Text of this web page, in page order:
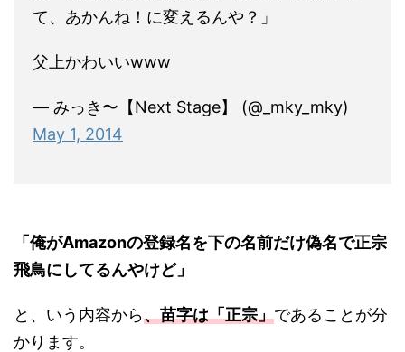
て、あかんね！に変えるんや？」
父上かわいいwww
— みっき〜【Next Stage】 (@_mky_mky)
May 1, 2014
「俺がAmazonの登録名を下の名前だけ偽名で正宗
飛鳥にしてるんやけど」
と、いう内容から、苗字は「正宗」であることが分
かります。